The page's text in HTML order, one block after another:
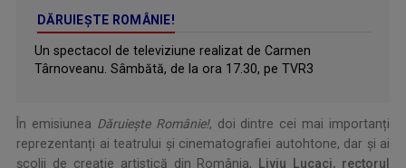
DĂRUIEȘTE ROMÂNIE!
Un spectacol de televiziune realizat de Carmen
Târnoveanu. Sâmbătă, de la ora 17.30, pe TVR3
În emisiunea Dăruiește Românie!, doi dintre cei mai importanți
reprezentanți ai teatrului și cinematografiei autohtone, dar şi ai
şcolii de creaţie artistică din România, Liviu Lucaci, rectorul